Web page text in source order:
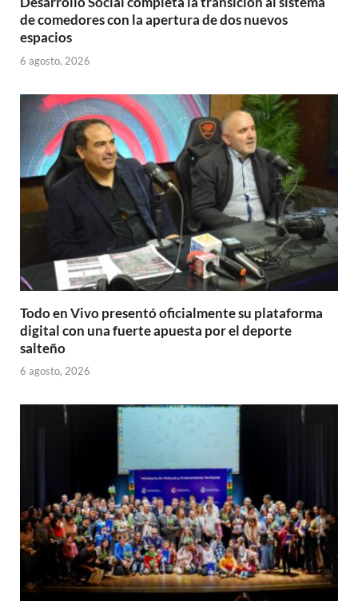
de comedores con la apertura de dos nuevos
espacios
6 agosto, 2026
Todo en Vivo presentó oficialmente su plataforma
digital con una fuerte apuesta por el deporte
salteño
6 agosto, 2026